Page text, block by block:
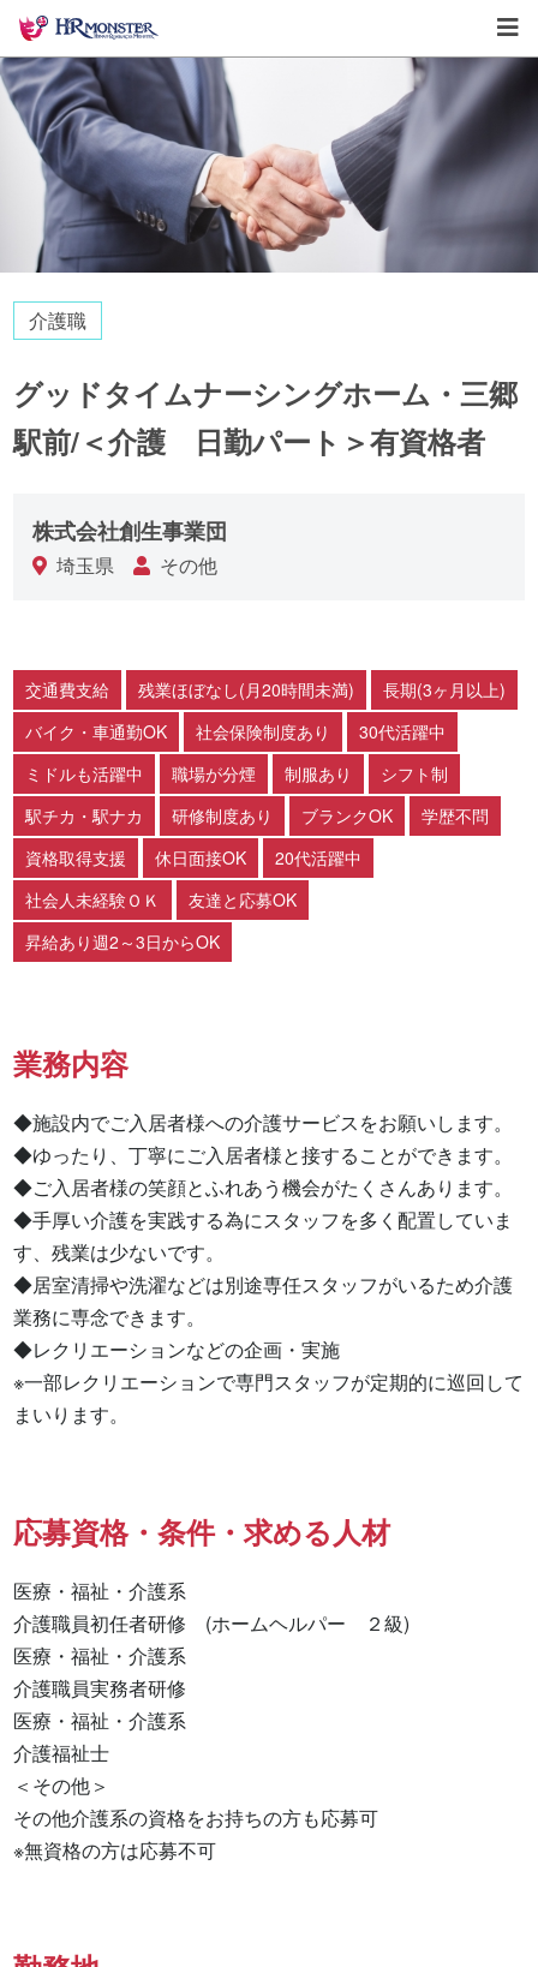
介護職
グッドタイムナーシングホーム・三郷
駅前/＜介護 日勤パート＞有資格者
株式会社創生事業団
埼玉県 その他
交通費支給 残業ほぼなし(月20時間未満)
長期(3ヶ月以上)
バイク・車通勤OK
社会保険制度あり
30代活躍中
ミドルも活躍中
職場が分煙 制服あり
シフト制
駅チカ・駅ナカ
研修制度あり ブランクOK
学歴不問
資格取得支援
休日面接OK
20代活躍中
社会人未経験ＯＫ
友達と応募OK
昇給あり週2～3日からOK
業務内容
◆施設内でご入居者様への介護サービスをお願いします。
◆ゆったり、丁寧にご入居者様と接することができます。
◆ご入居者様の笑顔とふれあう機会がたくさんあります。
◆手厚い介護を実践する為にスタッフを多く配置していま
す、残業は少ないです。
◆居室清掃や洗濯などは別途専任スタッフがいるため介護
業務に専念できます。
◆レクリエーションなどの企画・実施
※一部レクリエーションで専門スタッフが定期的に巡回して
まいります。
応募資格・条件・求める人材
医療・福祉・介護系
介護職員初任者研修　(ホームヘルパー　２級)
医療・福祉・介護系
介護職員実務者研修
医療・福祉・介護系
介護福祉士
＜その他＞
その他介護系の資格をお持ちの方も応募可
※無資格の方は応募不可